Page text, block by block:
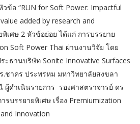
ข้อ “RUN for Soft Power: Impactful
added by research and
เศษ 2 หัวข้อย่อย ได้แก่ การบรรยาย
Soft Power Thai ผ่านงานวิจัย โดย
ธานบริษัท Sonite Innovative Surfaces
.ชาคร ประพรหม มหาวิทยาลัยสงขลา
ดำเนินรายการ รองศาสตราจารย์ ดร
บรรยายพิเศษ เรื่อง Premiumization
Innovation